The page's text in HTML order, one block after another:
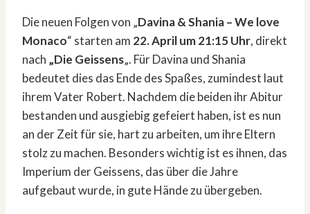
Die neuen Folgen von „Davina & Shania – We love
Monaco“ starten am 22. April um 21:15 Uhr, direkt
nach „Die Geissens„. Für Davina und Shania
bedeutet dies das Ende des Spaßes, zumindest laut
ihrem Vater Robert. Nachdem die beiden ihr Abitur
bestanden und ausgiebig gefeiert haben, ist es nun
an der Zeit für sie, hart zu arbeiten, um ihre Eltern
stolz zu machen. Besonders wichtig ist es ihnen, das
Imperium der Geissens, das über die Jahre
aufgebaut wurde, in gute Hände zu übergeben.